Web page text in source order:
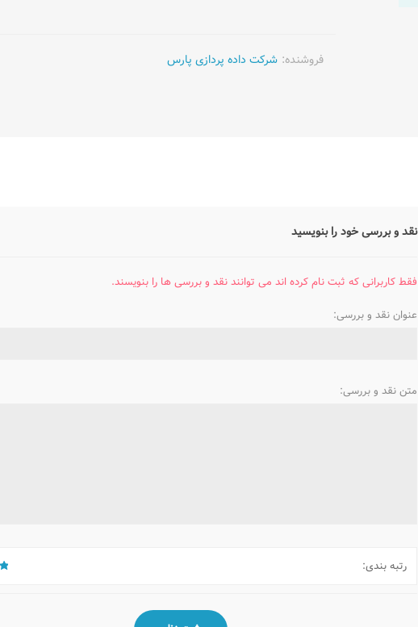
فروشنده: شرکت داده پردازی پارس
نقد و بررسی خود را بنویسید
فقط کاربرانی که ثبت نام کرده اند می توانند نقد و بررسی ها را بنویسند.
عنوان نقد و بررسی:
متن نقد و بررسی:
رتبه بندی: